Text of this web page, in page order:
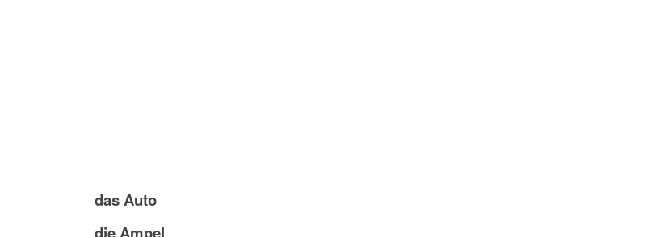
das Auto
die Ampel